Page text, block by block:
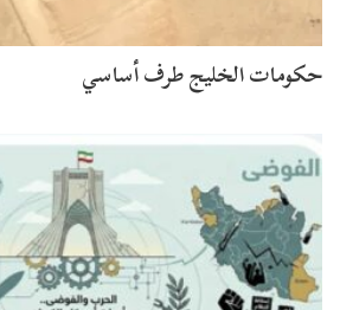
حكومات الخليج طرف أساسي